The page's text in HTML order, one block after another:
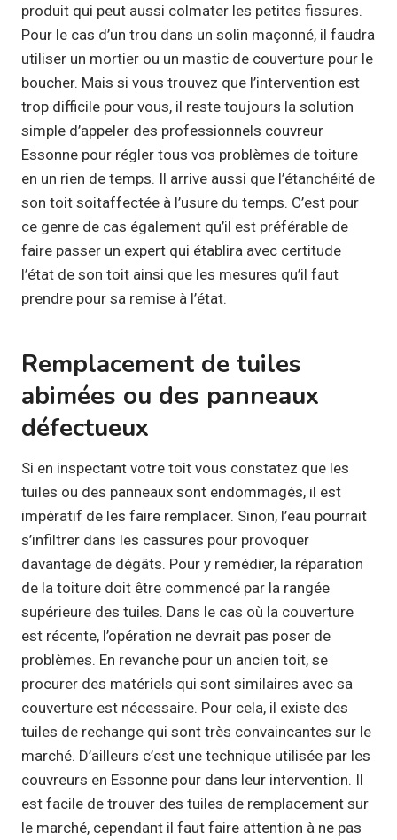
produit qui peut aussi colmater les petites fissures.
Pour le cas d’un trou dans un solin maçonné, il faudra
utiliser un mortier ou un mastic de couverture pour le
boucher. Mais si vous trouvez que l’intervention est
trop difficile pour vous, il reste toujours la solution
simple d’appeler des professionnels couvreur
Essonne pour régler tous vos problèmes de toiture
en un rien de temps. Il arrive aussi que l’étanchéité de
son toit soitaffectée à l’usure du temps. C’est pour
ce genre de cas également qu’il est préférable de
faire passer un expert qui établira avec certitude
l’état de son toit ainsi que les mesures qu’il faut
prendre pour sa remise à l’état.
Remplacement de tuiles
abimées ou des panneaux
défectueux
Si en inspectant votre toit vous constatez que les
tuiles ou des panneaux sont endommagés, il est
impératif de les faire remplacer. Sinon, l’eau pourrait
s’infiltrer dans les cassures pour provoquer
davantage de dégâts. Pour y remédier, la réparation
de la toiture doit être commencé par la rangée
supérieure des tuiles. Dans le cas où la couverture
est récente, l’opération ne devrait pas poser de
problèmes. En revanche pour un ancien toit, se
procurer des matériels qui sont similaires avec sa
couverture est nécessaire. Pour cela, il existe des
tuiles de rechange qui sont très convaincantes sur le
marché. D’ailleurs c’est une technique utilisée par les
couvreurs en Essonne pour dans leur intervention. Il
est facile de trouver des tuiles de remplacement sur
le marché, cependant il faut faire attention à ne pas